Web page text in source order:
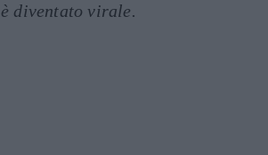
è diventato virale.